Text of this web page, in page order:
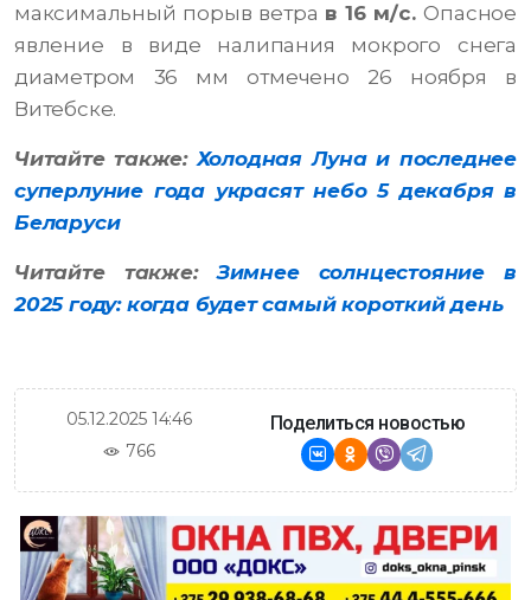
максимальный порыв ветра в 16 м/с.Опасное
явление в виде налипания мокрого снега
диаметром 36 мм отмечено 26 ноября в
Витебске.
Читайте также:Холодная Луна и последнее
суперлуние года украсят небо 5 декабря в
Беларуси
Читайте также:Зимнее солнцестояние в
2025 году: когда будет самый короткий день
05.12.2025 14:46
766
Поделиться новостью